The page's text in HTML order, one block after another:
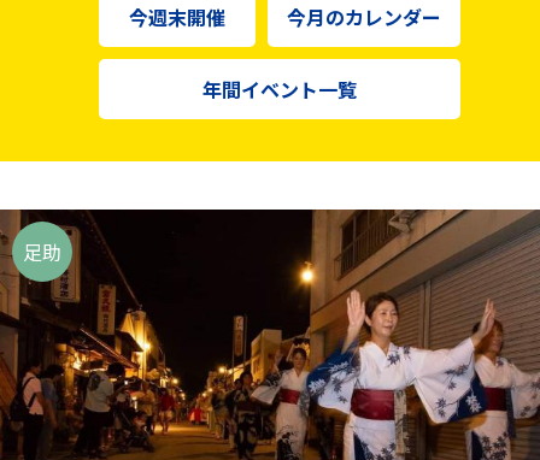
今週末開催 今月のカレンダー
年間イベント一覧
足助